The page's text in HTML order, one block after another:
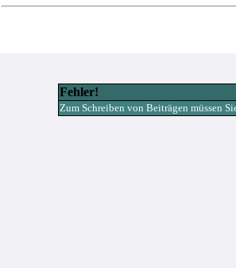
Fehler!
Zum Schreiben von Beiträgen müssen